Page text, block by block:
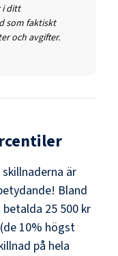
i ditt
som faktiskt
och avgifter.
är
Bland
25 500 kr
10% högst
på hela